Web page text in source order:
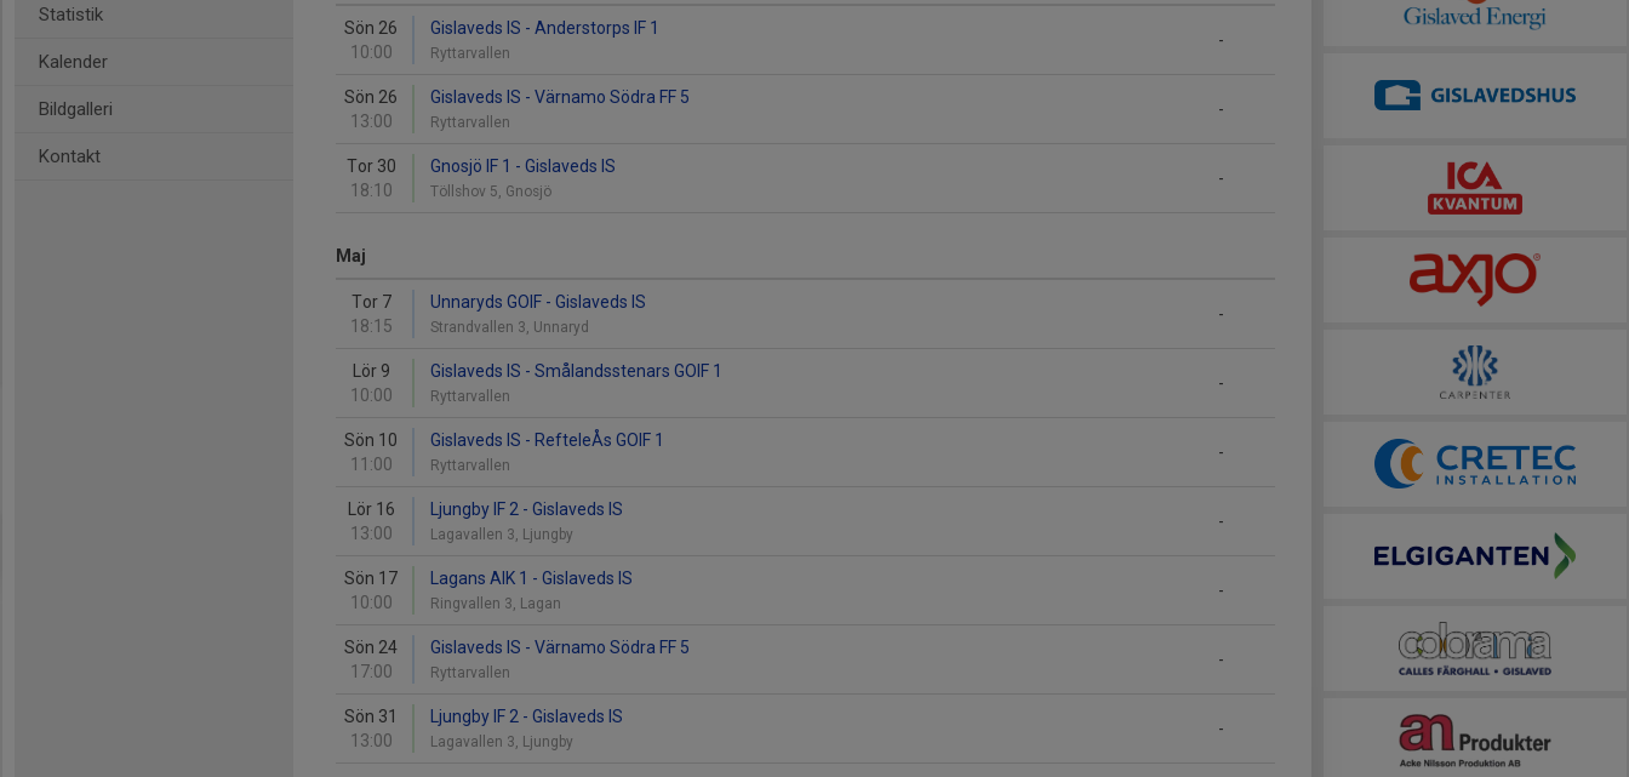
Statistik
Kalender
Bildgalleri
Kontakt
Sön 26
10:00
-
Gislaveds IS - Anderstorps IF 1
Ryttarvallen
Sön 26
13:00
-
Gislaveds IS - Värnamo Södra FF 5
Ryttarvallen
Tor 30
18:10
-
Gnosjö IF 1 - Gislaveds IS
Töllshov 5, Gnosjö
Maj
Tor 7
18:15
-
Unnaryds GOIF - Gislaveds IS
Strandvallen 3, Unnaryd
Lör 9
10:00
-
Gislaveds IS - Smålandsstenars GOIF 1
Ryttarvallen
Sön 10
11:00
-
Gislaveds IS - RefteleÅs GOIF 1
Ryttarvallen
Lör 16
13:00
-
Ljungby IF 2 - Gislaveds IS
Lagavallen 3, Ljungby
Sön 17
10:00
-
Lagans AIK 1 - Gislaveds IS
Ringvallen 3, Lagan
Sön 24
17:00
-
Gislaveds IS - Värnamo Södra FF 5
Ryttarvallen
Sön 31
13:00
-
Ljungby IF 2 - Gislaveds IS
Lagavallen 3, Ljungby